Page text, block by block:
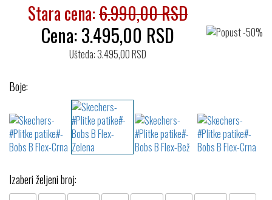
Stara cena:6.990,00 RSD
Cena:3.495,00 RSD
Ušteda: 3.495,00 RSD
Boje:
Izaberi željeni broj: